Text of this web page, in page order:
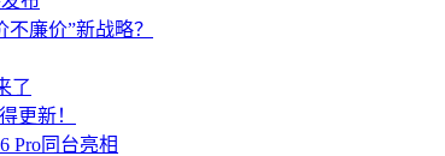
廉价”新战略？
了
更新！
Pro同台亮相